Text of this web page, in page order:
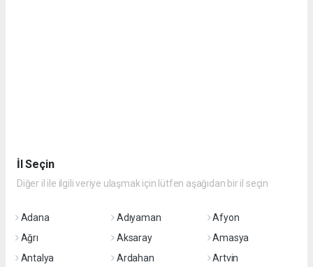
İl Seçin
Diğer il ile ilgili veriye ulaşmak için lütfen aşağıdan bir il seçin
Adana Adıyaman
Afyon
Ağrı
Aksaray
Amasya
Antalya
Ardahan
Artvin